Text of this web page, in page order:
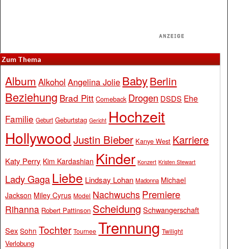
Zum Thema
Album Alkohol Angelina Jolie BabyBerlin
Beziehung Brad Pitt Comeback Drogen DSDS Ehe
Familie Geburt Geburtstag Gericht Hochzeit
Hollywood Justin Bieber Kanye West Karriere
Katy Perry Kim Kardashian Kinder Konzert Kristen Stewart
Lady Gaga Liebe Lindsay Lohan Madonna Michael
Jackson Miley Cyrus Model Nachwuchs Premiere
Rihanna Robert Pattinson Scheidung Schwangerschaft
Sex Sohn Tochter Tournee Trennung Twilight
Verlobung